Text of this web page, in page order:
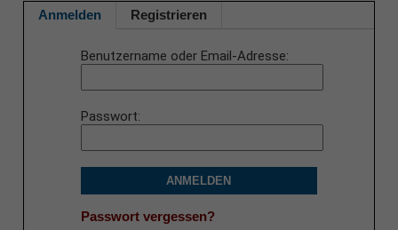
Anmelden Registrieren
Benutzername oder Email-Adresse
Passwort
ANMELDEN
Passwort vergessen?